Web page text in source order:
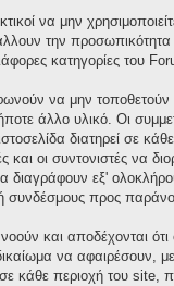
να μην
την προσωπικότητα
κατηγορίες του
να μην τοποθετούν
άλλο υλικό. Οι
διατηρεί σε
και οι συντονιστές να
διαγράφουν εξ'
συνδέσμους προς
και αποδέχονται ότι
να αφαιρέσουν,
κάθε περιοχή του site,